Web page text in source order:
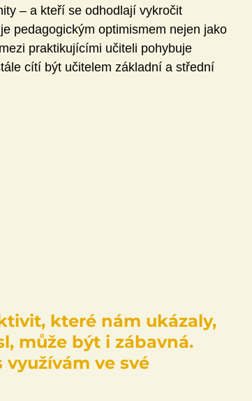
– a kteří se odhodlají vykročit
pedagogickým optimismem nejen jako
praktikujícími učiteli pohybuje
cítí být učitelem základní a střední
které nám ukázaly,
může být i zábavná.
ve své